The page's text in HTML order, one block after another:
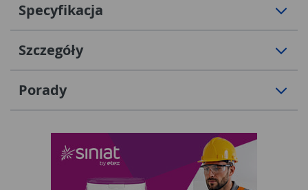
Specyfikacja
Szczegóły
Porady